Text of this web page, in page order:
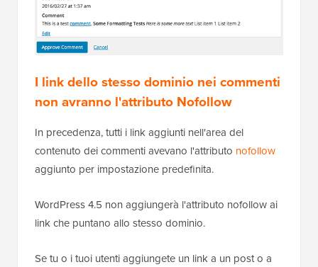
I link dello stesso dominio nei commenti
non avranno l'attributo Nofollow
In precedenza, tutti i link aggiunti nell'area del
contenuto dei commenti avevano l'attributo nofollow
aggiunto per impostazione predefinita.
WordPress 4.5 non aggiungerà l'attributo nofollow ai
link che puntano allo stesso dominio.
Se tu o i tuoi utenti aggiungete un link a un post o a